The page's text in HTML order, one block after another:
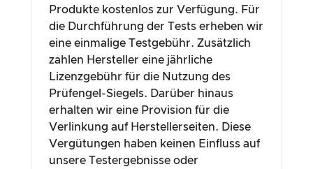
Produkte kostenlos zur Verfügung. Für
die Durchführung der Tests erheben wir
eine einmalige Testgebühr. Zusätzlich
zahlen Hersteller eine jährliche
Lizenzgebühr für die Nutzung des
Prüfengel-Siegels. Darüber hinaus
erhalten wir eine Provision für die
Verlinkung auf Herstellerseiten. Diese
Vergütungen haben keinen Einfluss auf
unsere Testergebnisse oder